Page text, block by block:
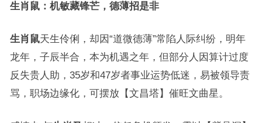
生肖鼠：机敏藏锋芒，德薄招是非
生肖鼠天生伶俐，却因“道微德薄”常陷人际纠纷，明年
龙年，子辰半合，本为机遇之年，但部分人因算计过度
反失贵人助，35岁和47岁者事业运势低迷，易被领导责
骂，职场边缘化，可摆放【文昌塔】催旺文曲星。